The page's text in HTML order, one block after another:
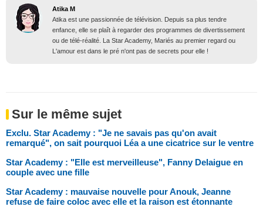
Atika M
Atika est une passionnée de télévision. Depuis sa plus tendre
enfance, elle se plaît à regarder des programmes de divertissement
ou de télé-réalité. La Star Academy, Mariés au premier regard ou
L'amour est dans le pré n'ont pas de secrets pour elle !
Sur le même sujet
Exclu. Star Academy : "Je ne savais pas qu'on avait
remarqué", on sait pourquoi Léa a une cicatrice sur le ventre
Star Academy : "Elle est merveilleuse", Fanny Delaigue en
couple avec une fille
Star Academy : mauvaise nouvelle pour Anouk, Jeanne
refuse de faire coloc avec elle et la raison est étonnante